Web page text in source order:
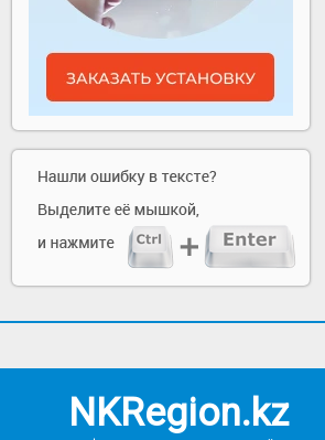
NKRegion.kz